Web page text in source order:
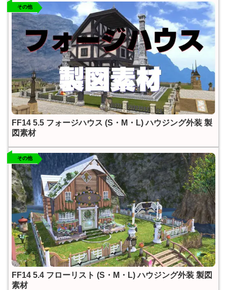
その他
FF14 5.5 フォージハウス (S・M・L) ハウジング外装 製
図素材
その他
FF14 5.4 フローリスト (S・M・L) ハウジング外装 製図
素材